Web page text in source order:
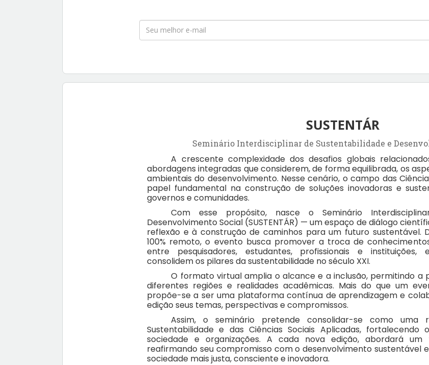
SUSTENTÁR
Seminário Interdisciplinar de Sustentabilidade e
A crescente complexidade dos desafios globais
abordagens integradas que considerem, de forma equilibrada, os
ambientais do desenvolvimento. Nesse cenário, o campo das
papel fundamental na construção de soluções inovadoras e
governos e comunidades.
Com esse propósito, nasce o Seminário
Desenvolvimento Social (SUSTENTÁR) — um espaço de diálogo
reflexão e à construção de caminhos para um futuro sustentável.
100% remoto, o evento busca promover a troca de
entre pesquisadores, estudantes, profissionais e instituições,
consolidem os pilares da sustentabilidade no século XXI.
O formato virtual amplia o alcance e a inclusão, permitindo a
diferentes regiões e realidades acadêmicas. Mais do que um
propõe-se a ser uma plataforma contínua de aprendizagem e
edição seus temas, perspectivas e compromissos.
Assim, o seminário pretende consolidar-se como uma
Sustentabilidade e das Ciências Sociais Aplicadas, fortalecendo
sociedade e organizações. A cada nova edição, abordará
reafirmando seu compromisso com o desenvolvimento sustentável
sociedade mais justa, consciente e inovadora.